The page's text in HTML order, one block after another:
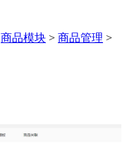
商品模块 > 商品管理 >